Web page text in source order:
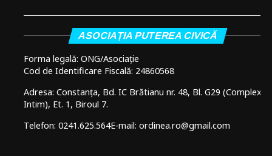
ASOCIAȚIA PUTEREA CIVICĂ
Forma legală: ONG/Asociație
Cod de Identificare Fiscală: 24860568
Adresa: Constanța, Bd. IC Brătianu nr. 48, Bl. G29 (Complex
Intim), Et. 1, Biroul 7.
Telefon: 0241.625.564E-mail: ordinea.ro@gmail.com